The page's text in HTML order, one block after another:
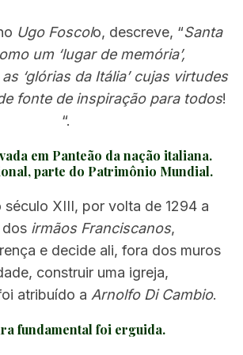
Ugo Foscolo, descreve, “Santa
um ‘lugar de memória’,
‘glórias da Itália’ cujas virtudes
fonte de inspiração para todos!
“.
em Panteão da nação italiana.
parte do Patrimônio Mundial.
século XIII, por volta de 1294 a
dos irmãos Franciscanos,
e decide ali, fora dos muros
construir uma igreja,
atribuído a Arnolfo Di Cambio.
fundamental foi erguida.